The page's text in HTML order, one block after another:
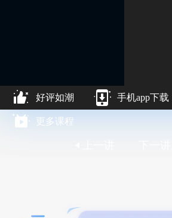
好评如潮 手机app下载
更多课程